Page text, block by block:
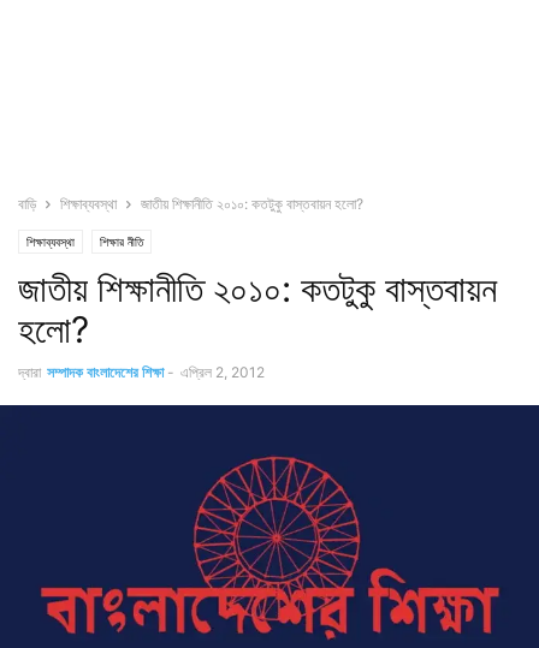
বাড়ি শিক্ষাব্যবস্থা জাতীয় শিক্ষানীতি ২০১০: কতটুকু বাস্তবায়ন হলো?
শিক্ষাব্যবস্থা শিক্ষার নীতি
জাতীয় শিক্ষানীতি ২০১০: কতটুকু বাস্তবায়ন
হলো?
দ্বারা সম্পাদক বাংলাদেশের শিক্ষা - এপ্রিল 2, 2012